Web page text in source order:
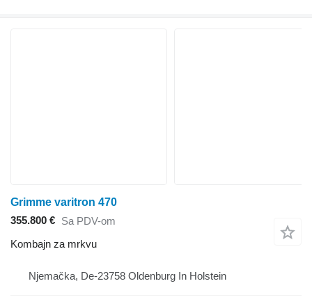
Grimme varitron 470
355.800 € Sa PDV-om
Kombajn za mrkvu
Njemačka, De-23758 Oldenburg In Holstein